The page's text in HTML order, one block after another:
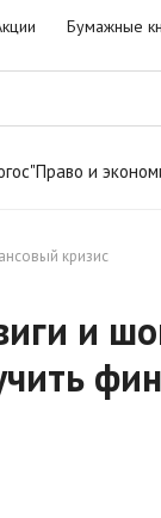
Бумажные
Право и
кризис
и